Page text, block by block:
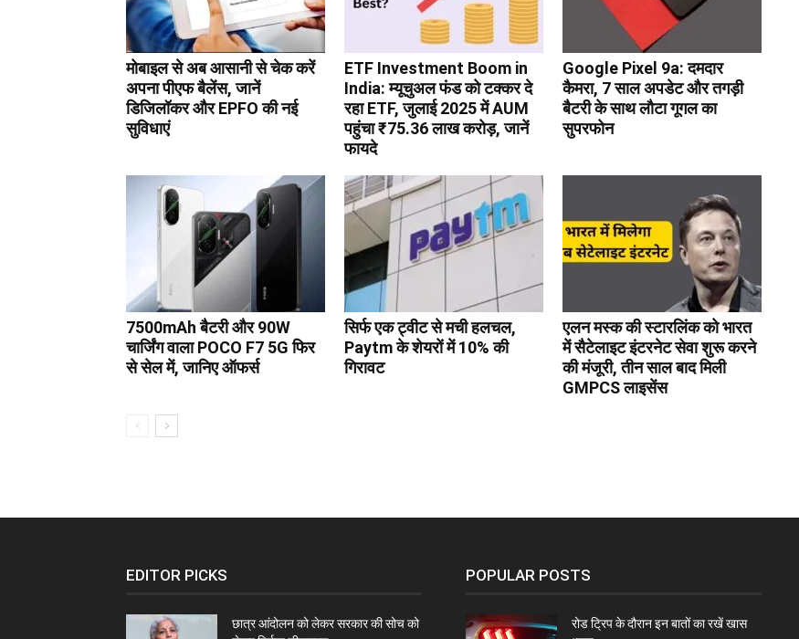
मोबाइल से अब आसानी से चेक करें
अपना पीएफ बैलेंस, जानें
डिजिलॉकर और EPFO की नई
सुविधाएं
ETF Investment Boom in
India: म्यूचुअल फंड को टक्कर दे
रहा ETF, जुलाई 2025 में AUM
पहुंचा ₹75.36 लाख करोड़, जानें
फायदे
Google Pixel 9a: दमदार
कैमरा, 7 साल अपडेट और तगड़ी
बैटरी के साथ लौटा गूगल का
सुपरफोन
7500mAh बैटरी और 90W
चार्जिंग वाला POCO F7 5G फिर
से सेल में, जानिए ऑफर्स
सिर्फ एक ट्वीट से मची हलचल,
Paytm के शेयरों में 10% की
गिरावट
एलन मस्क की स्टारलिंक को भारत
में सैटेलाइट इंटरनेट सेवा शुरू करने
की मंजूरी, तीन साल बाद मिली
GMPCS लाइसेंस
EDITOR PICKS
छात्र आंदोलन को लेकर सरकार की सोच को
POPULAR POSTS
रोड ट्रिप के दौरान इन बातों का रखें खास